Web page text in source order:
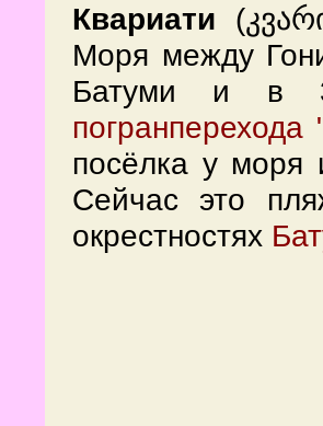
Квариати
Моря между
Батуми и в 3
погранперехода
посёлка у моря
Сейчас это
окрестностях